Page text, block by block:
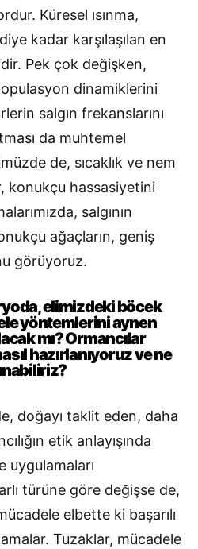
Küresel ısınma,
kadar karşılaşılan en
Pek çok değişken,
dinamiklerini
salgın frekanslarını
da muhtemel
de, sıcaklık ve nem
konukçu hassasiyetini
salgının
ağaçların, geniş
görüyoruz.
elimizdeki böcek
yöntemlerini aynen
mı? Ormancılar
hazırlanıyoruz ve ne
doğayı taklit eden, daha
etik anlayışında
uygulamaları
türüne göre değişse de,
elbette ki başarılı
Tuzaklar, mücadele